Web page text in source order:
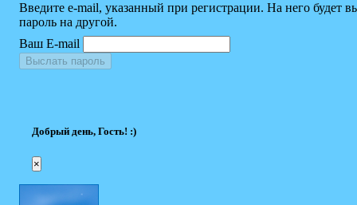
Введите e-mail, указанный при регистрации. На него будет
пароль на другой.
Ваш E-mail
Выслать пароль
Добрый день, Гость! :)
×